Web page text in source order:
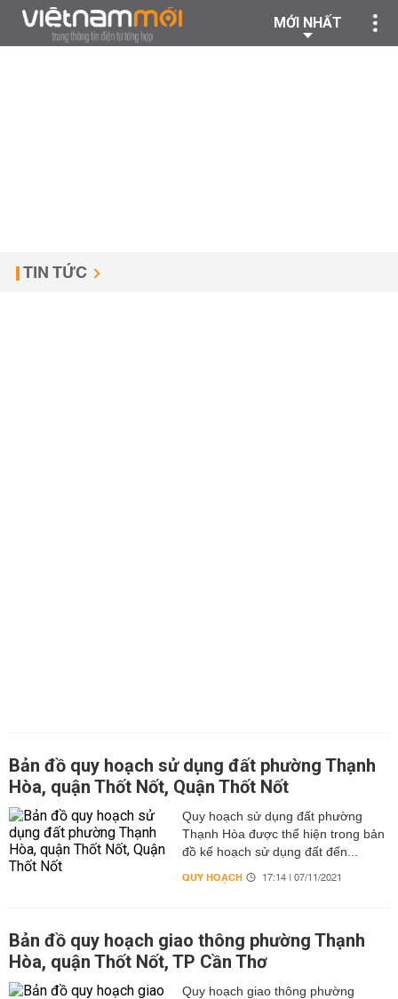
MỚI NHẤT
TIN TỨC
Bản đồ quy hoạch sử dụng đất phường Thạnh
Hòa, quận Thốt Nốt, Quận Thốt Nốt
Quy hoạch sử dụng đất phường
Thạnh Hòa được thể hiện trong bản
đồ kế hoạch sử dụng đất đến...
QUY HOẠCH 17:14 | 07/11/2021
Bản đồ quy hoạch giao thông phường Thạnh
Hòa, quận Thốt Nốt, TP Cần Thơ
Quy hoạch giao thông phường